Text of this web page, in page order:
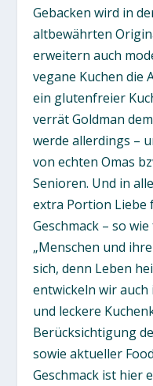
Gebacken wird in
altbewährten
erweitern auch
vegane Kuchen die
ein glutenfreier
verrät Goldman
werde allerdings –
von echten Omas
Senioren. Und in
extra Portion Liebe
Geschmack – so
„Menschen und
sich, denn Leben
entwickeln wir auch
und leckere
Berücksichtigung
sowie aktueller
Geschmack ist hier